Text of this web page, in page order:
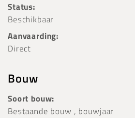
Status:
Beschikbaar
Aanvaarding:
Direct
Bouw
Soort bouw:
Bestaande bouw , bouwjaar